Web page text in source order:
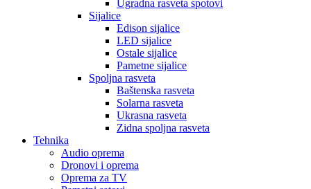
Ugradna rasveta spotovi
Sijalice
Edison sijalice
LED sijalice
Ostale sijalice
Pametne sijalice
Spoljna rasveta
Baštenska rasveta
Solarna rasveta
Ukrasna rasveta
Zidna spoljna rasveta
Tehnika
Audio oprema
Dronovi i oprema
Oprema za TV